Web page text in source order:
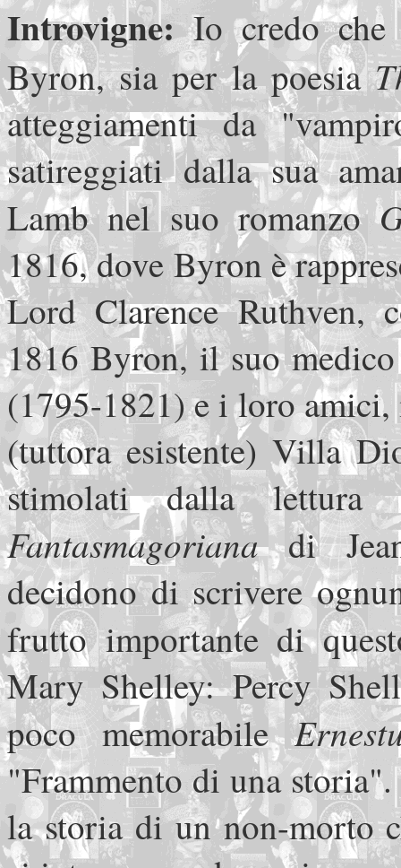
Introvigne:Io credo
Byron, sia per la poesia
atteggiamenti da
satireggiati dalla sua
Lamb nel suo romanzo
1816, dove Byron è
Lord Clarence Ruthven,
1816 Byron, il suo
(1795-1821) e i loro
(tuttora esistente) Villa
stimolati dalla
Fantasmagorianadi
decidono di scrivere
frutto importante di
Mary Shelley: Percy
poco memorabile
"Frammento di una
la storia di un non-morto